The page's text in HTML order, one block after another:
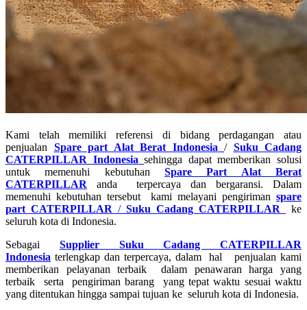
Kami telah memiliki referensi di bidang perdagangan atau
penjualan Spare part Alat Berat Indonesia / Suku Cadang
CATERPILLAR Indonesia sehingga dapat memberikan solusi
untuk memenuhi kebutuhan Spare Part Alat Berat
CATERPILLAR anda terpercaya dan bergaransi. Dalam
memenuhi kebutuhan tersebut kami melayani pengiriman spare
part CATERPILLAR / Suku Cadang CATERPILLAR
ke
seluruh kota di Indonesia.
Sebagai Supplier Suku Cadang CATERPILLAR
Indonesia terlengkap dan terpercaya, dalam hal penjualan kami
memberikan pelayanan terbaik dalam penawaran harga yang
terbaik serta pengiriman barang yang tepat waktu sesuai waktu
yang ditentukan hingga sampai tujuan ke seluruh kota di Indonesia.